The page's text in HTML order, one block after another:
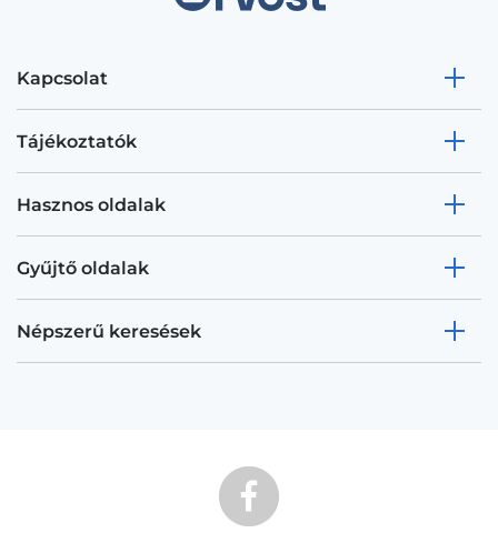
Kapcsolat
Tájékoztatók
Hasznos oldalak
Gyűjtő oldalak
Népszerű keresések